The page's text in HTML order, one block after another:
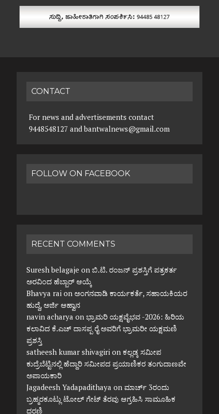
CONTACT
For news and advertisements contact
9448548127 and bantwalnews@gmail.com
FOLLOW ON FACEBOOK
RECENT COMMENTS
Suresh belagaje on ಬಿ.ಟಿ. ರಂಜನ್ ಪ್ರಶಸ್ತಿಗೆ ಪತ್ರಕರ್ತ
ಅರವಿಂದ ಹೆಬ್ಬಾರ್ ಆಯ್ಕೆ
Bhavya raion ಅಂಗನವಾಡಿ ಕಾರ್ಯಕರ್ತೆ, ಸಹಾಯಕಿಯರ
ಹುದ್ದೆ, ಅರ್ಜಿ ಆಹ್ವಾನ
navin acharya on ಭ್ರಾಮರಿ ಯಕ್ಷವೈಭವ -2026: ಹಿರಿಯ
ಕಲಾವಿದ ಕೆ.ಎಚ್ ದಾಸಪ್ಪ ರೈ ಅವರಿಗೆ ಭ್ರಾಮರೀ ಯಕ್ಷಮಣಿ
ಪ್ರಶಸ್ತಿ
satheesh kumar shivagirion ಕಲ್ಲಡ್ಕ ಸಮೀಪ
ಕುದ್ರೆಬೆಟ್ಟಿನಲ್ಲಿ ಹೆದ್ದಾರಿ ಸಮೀಪದ ಪ್ರಯಾಣಿಕರ ತಂಗುದಾಣವೇ
ಅಪಾಯಕಾರಿ
Jagadeesh Yadapadithaya on ಮಾರ್ಚ್ 3ರಂದು
ಬ್ರಹ್ಮರಕೂಟ್ಲು ಟೋಲ್ ಗೇಟ್ ತೆರವು ಆಗ್ರಹಿಸಿ ಸಾಮೂಹಿಕ
ಧರಣಿ